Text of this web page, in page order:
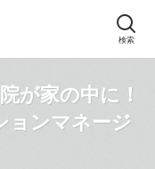
検索
が家の中に！
ョンマネージ